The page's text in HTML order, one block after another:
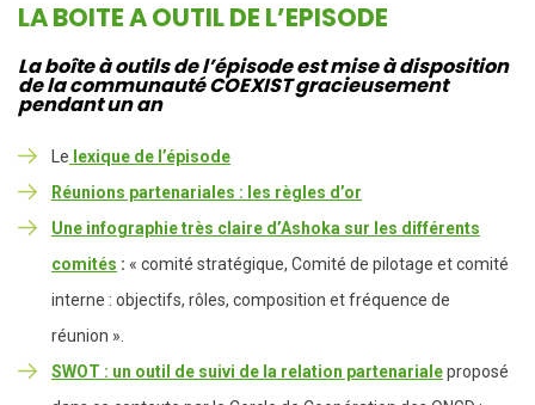
LA BOITE A OUTIL DE L’EPISODE
La boîte à outils de l’épisode est mise à disposition
de la communauté COEXIST gracieusement
pendant un an
Le lexique de l’épisode
Réunions partenariales : les règles d’or
Une infographie très claire d’Ashoka sur les différents
comités : « comité stratégique, Comité de pilotage et comité
interne : objectifs, rôles, composition et fréquence de
réunion ».
SWOT : un outil de suivi de la relation partenarialeproposé